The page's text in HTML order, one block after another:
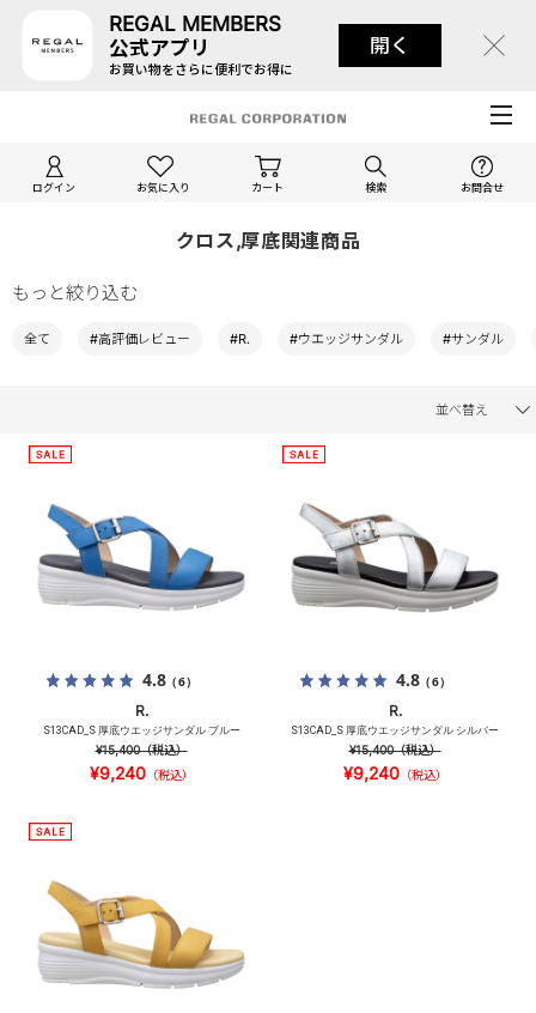
REGAL MEMBERS
公式アプリ
お買い物をさらに便利でお得に
開く
ログイン お気に入り カート 検索 お問合せ
クロス,厚底関連商品
もっと絞り込む
全て #高評価レビュー #R. #ウエッジサンダル #サンダル
並べ替え
4.8（6）
R.
S13CAD_S 厚底ウエッジサンダル ブルー
¥15,400（税込）
¥9,240（税込）
4.8（6）
R.
S13CAD_S 厚底ウエッジサンダル シルバー
¥15,400（税込）
¥9,240（税込）